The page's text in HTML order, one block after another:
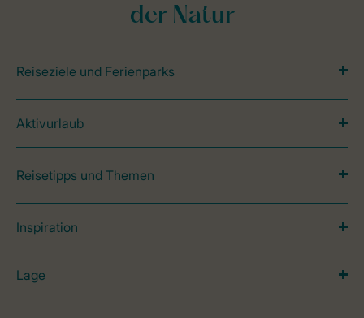
der Natur
Reiseziele und Ferienparks
Aktivurlaub
Reisetipps und Themen
Inspiration
Lage